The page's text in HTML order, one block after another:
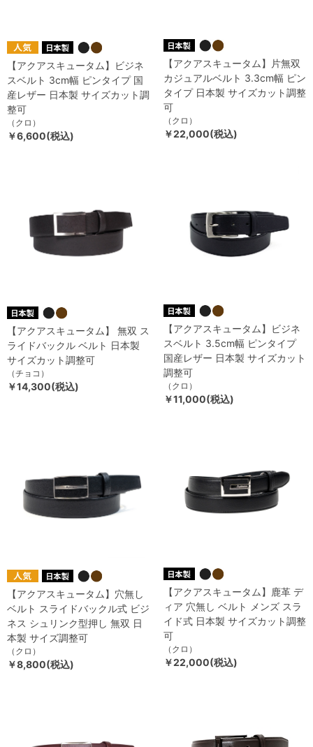
【アクアスキュータム】ビジネ
スベルト 3cm幅 ピンタイプ 国
産レザー 日本製 サイズカット調
整可
（クロ）
￥6,600(税込)
【アクアスキュータム】片無双
カジュアルベルト 3.3cm幅 ピン
タイプ 日本製 サイズカット調整
可
（クロ）
￥22,000(税込)
【アクアスキュータム】 無双 ス
ライドバックル ベルト 日本製
サイズカット調整可
（チョコ）
￥14,300(税込)
【アクアスキュータム】ビジネ
スベルト 3.5cm幅 ピンタイプ
国産レザー 日本製 サイズカット
調整可
（クロ）
￥11,000(税込)
【アクアスキュータム】穴無し
ベルト スライドバックル式 ビジ
ネス シュリンク型押し 無双 日
本製 サイズ調整可
（クロ）
￥8,800(税込)
【アクアスキュータム】鹿革 デ
ィア 穴無し ベルト メンズ スラ
イド式 日本製 サイズカット調整
可
（クロ）
￥22,000(税込)